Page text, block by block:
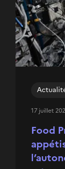
Food
17 juillet